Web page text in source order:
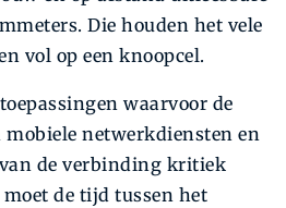
Die houden het vele
vol op een knoopcel.
waarvoor de
netwerkdiensten en
de verbinding kritiek
de tijd tussen het